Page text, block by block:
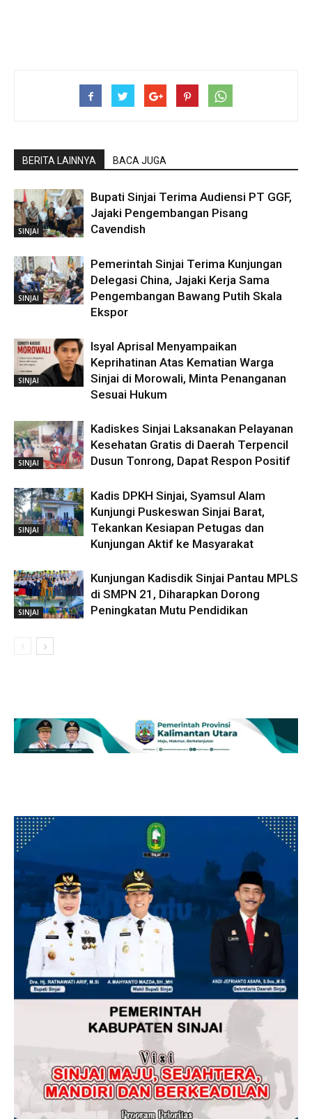
BERITA LAINNYA BACA JUGA
SINJAI
Bupati Sinjai Terima Audiensi PT GGF,
Jajaki Pengembangan Pisang
Cavendish
SINJAI
Pemerintah Sinjai Terima Kunjungan
Delegasi China, Jajaki Kerja Sama
Pengembangan Bawang Putih Skala
Ekspor
SINJAI
Isyal Aprisal Menyampaikan
Keprihatinan Atas Kematian Warga
Sinjai di Morowali, Minta Penanganan
Sesuai Hukum
SINJAI
Kadiskes Sinjai Laksanakan Pelayanan
Kesehatan Gratis di Daerah Terpencil
Dusun Tonrong, Dapat Respon Positif
SINJAI
Kadis DPKH Sinjai, Syamsul Alam
Kunjungi Puskeswan Sinjai Barat,
Tekankan Kesiapan Petugas dan
Kunjungan Aktif ke Masyarakat
SINJAI
Kunjungan Kadisdik Sinjai Pantau MPLS
di SMPN 21, Diharapkan Dorong
Peningkatan Mutu Pendidikan